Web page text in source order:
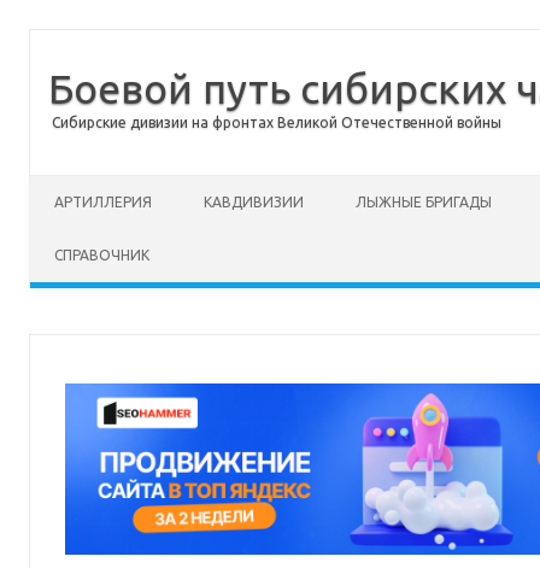
Боевой путь сибирских
Сибирские дивизии на фронтах Великой Отечественной войны
АРТИЛЛЕРИЯ КАВДИВИЗИИ ЛЫЖНЫЕ БРИГАДЫ
СПРАВОЧНИК